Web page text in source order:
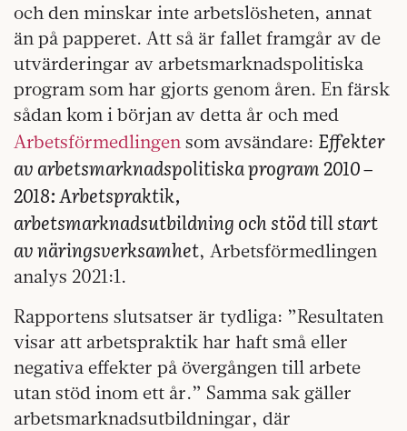
och den minskar inte arbetslösheten, annat
än på papperet. Att så är fallet framgår av de
utvärderingar av arbetsmarknadspolitiska
program som har gjorts genom åren. En färsk
sådan kom i början av detta år och med
Arbetsförmedlingensom avsändare: Effekter
av arbetsmarknadspolitiska program 2010 –
2018: Arbetspraktik,
arbetsmarknadsutbildning och stöd till start
av näringsverksamhet, Arbetsförmedlingen
analys 2021:1.
Rapportens slutsatser är tydliga: ”Resultaten
visar att arbetspraktik har haft små eller
negativa effekter på övergången till arbete
utan stöd inom ett år.” Samma sak gäller
arbetsmarknadsutbildningar, där